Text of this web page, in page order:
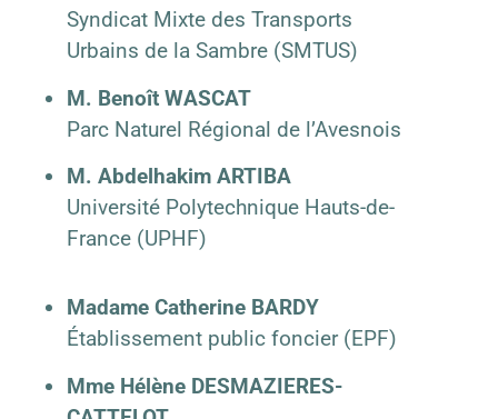
Syndicat Mixte des Transports
Urbains de la Sambre (SMTUS)
M. Benoît WASCAT
Parc Naturel Régional de l’Avesnois
M. Abdelhakim ARTIBA
Université Polytechnique Hauts-de-
France (UPHF)
Madame Catherine BARDY
Établissement public foncier (EPF)
Mme Hélène DESMAZIERES-